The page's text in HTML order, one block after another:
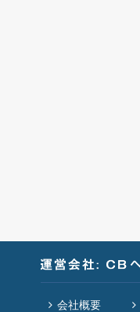
会社概要